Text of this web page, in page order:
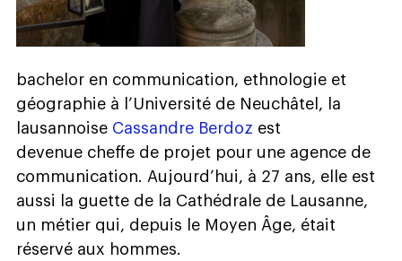
bachelor en communication, ethnologie et
géographie à l’Université de Neuchâtel, la
lausannoise Cassandre Berdoz est
devenue cheffe de projet pour une agence de
communication. Aujourd’hui, à 27 ans, elle est
aussi la guette de la Cathédrale de Lausanne,
un métier qui, depuis le Moyen Âge, était
réservé aux hommes.